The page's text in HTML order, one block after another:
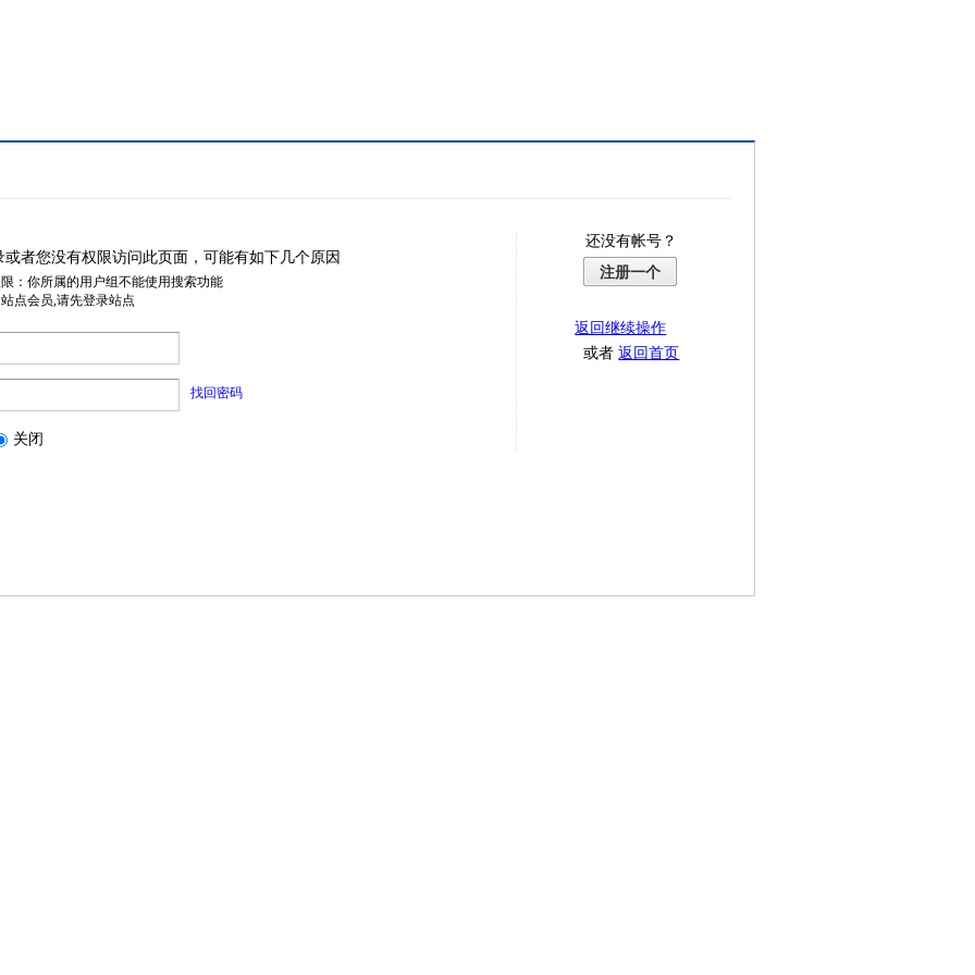
或者您没有权限访问此页面，可能有如下几个原因
：你所属的用户组不能使用搜索功能
点会员,请先登录站点
找回密码
关闭
还没有帐号？
注册一个
返回继续操作
或者返回首页